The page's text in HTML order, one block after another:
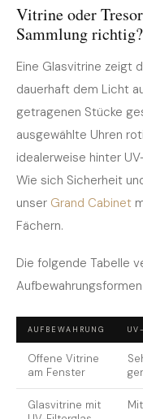
Vitrine oder
Sammlung richtig?
Eine Glasvitrine zeigt
dauerhaft dem Licht
getragenen Stücke
ausgewählte Uhren
idealerweise hinter
Wie sich Sicherheit
unser Grand Cabinet
Fächern.
Die folgende Tabelle
AUFBEWAHRUNG
Offene Vitrine
am Fenster
Glasvitrine mit